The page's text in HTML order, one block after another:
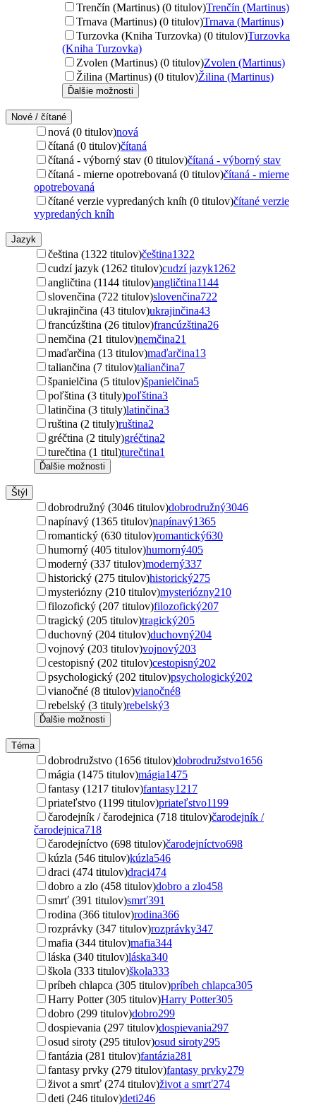
Trenčín (Martinus) (0 titulov)Trenčín (Martinus)
Trnava (Martinus) (0 titulov)Trnava (Martinus)
Turzovka (Kniha Turzovka) (0 titulov)Turzovka
(Kniha Turzovka)
Zvolen (Martinus) (0 titulov)Zvolen (Martinus)
Žilina (Martinus) (0 titulov)Žilina (Martinus)
Ďalšie možnosti
Nové / čítané
nová (0 titulov)nová
čítaná (0 titulov)čítaná
čítaná - výborný stav (0 titulov)čítaná - výborný stav
čítaná - mierne opotrebovaná (0 titulov)čítaná - mierne
opotrebovaná
čítané verzie vypredaných kníh (0 titulov)čítané verzie
vypredaných kníh
Jazyk
čeština (1322 titulov)čeština1322
cudzí jazyk (1262 titulov)cudzí jazyk1262
angličtina (1144 titulov)angličtina1144
slovenčina (722 titulov)slovenčina722
ukrajinčina (43 titulov)ukrajinčina43
francúzština (26 titulov)francúzština26
nemčina (21 titulov)nemčina21
maďarčina (13 titulov)maďarčina13
taliančina (7 titulov)taliančina7
španielčina (5 titulov)španielčina5
poľština (3 tituly)poľština3
latinčina (3 tituly)latinčina3
ruština (2 tituly)ruština2
gréčtina (2 tituly)gréčtina2
turečtina (1 titul)turečtina1
Ďalšie možnosti
Štýl
dobrodružný (3046 titulov)dobrodružný3046
napínavý (1365 titulov)napínavý1365
romantický (630 titulov)romantický630
humorný (405 titulov)humorný405
moderný (337 titulov)moderný337
historický (275 titulov)historický275
mysteriózny (210 titulov)mysteriózny210
filozofický (207 titulov)filozofický207
tragický (205 titulov)tragický205
duchovný (204 titulov)duchovný204
vojnový (203 titulov)vojnový203
cestopisný (202 titulov)cestopisný202
psychologický (202 titulov)psychologický202
vianočné (8 titulov)vianočné8
rebelský (3 tituly)rebelský3
Ďalšie možnosti
Téma
dobrodružstvo (1656 titulov)dobrodružstvo1656
mágia (1475 titulov)mágia1475
fantasy (1217 titulov)fantasy1217
priateľstvo (1199 titulov)priateľstvo1199
čarodejník / čarodejnica (718 titulov)čarodejník /
čarodejnica718
čarodejníctvo (698 titulov)čarodejníctvo698
kúzla (546 titulov)kúzla546
draci (474 titulov)draci474
dobro a zlo (458 titulov)dobro a zlo458
smrť (391 titulov)smrť391
rodina (366 titulov)rodina366
rozprávky (347 titulov)rozprávky347
mafia (344 titulov)mafia344
láska (340 titulov)láska340
škola (333 titulov)škola333
príbeh chlapca (305 titulov)príbeh chlapca305
Harry Potter (305 titulov)Harry Potter305
dobro (299 titulov)dobro299
dospievania (297 titulov)dospievania297
osud siroty (295 titulov)osud siroty295
fantázia (281 titulov)fantázia281
fantasy prvky (279 titulov)fantasy prvky279
život a smrť (274 titulov)život a smrť274
deti (246 titulov)deti246